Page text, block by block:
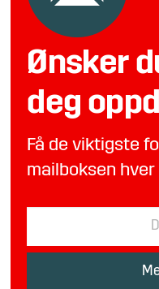
Ønsker
deg
Få de viktigste
mailboksen